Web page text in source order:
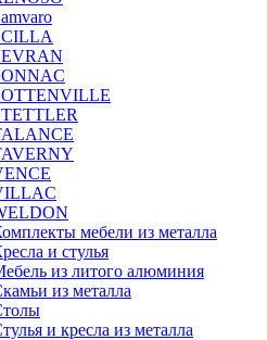
мебели из металла
и стулья
из литого алюминия
из металла
и кресла из металла